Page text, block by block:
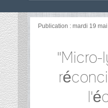
Publication : mardi 19